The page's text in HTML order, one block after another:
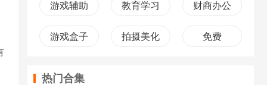
游戏辅助 教育学习 财商办公
游戏盒子 拍摄美化 免费
热门合集